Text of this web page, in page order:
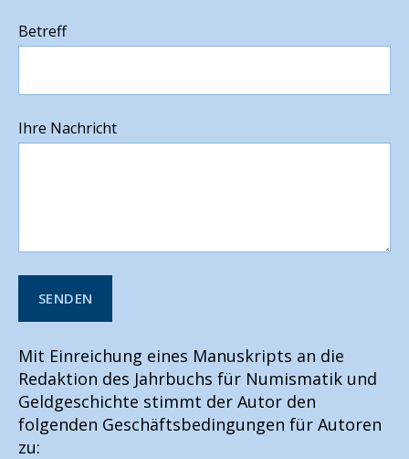
Betreff
Ihre Nachricht
A
l
t
e
r
Mit Einreichung eines Manuskripts an die
Redaktion des Jahrbuchs für Numismatik und
Geldgeschichte stimmt der Autor den
folgenden Geschäftsbedingungen für Autoren
zu: